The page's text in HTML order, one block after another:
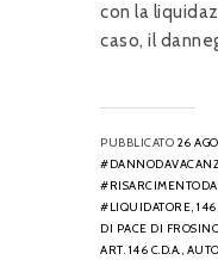
con la
caso, il
PUBBLICATO 26
#LIQUIDATORE, 146,
DI PACE DI
ART. 146 C.D.A.,